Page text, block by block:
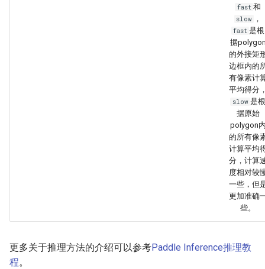
fast 和
slow ，
fast 是根
据
的外接矩
边框内的
有像素计
平均得分
slow 是根
据原始
polygon
的所有像
计算平均
分，计算
度相对较
一些，但
更加准确
些。
更多关于推理方法的介绍可以参考Paddle Inference推理教
程。